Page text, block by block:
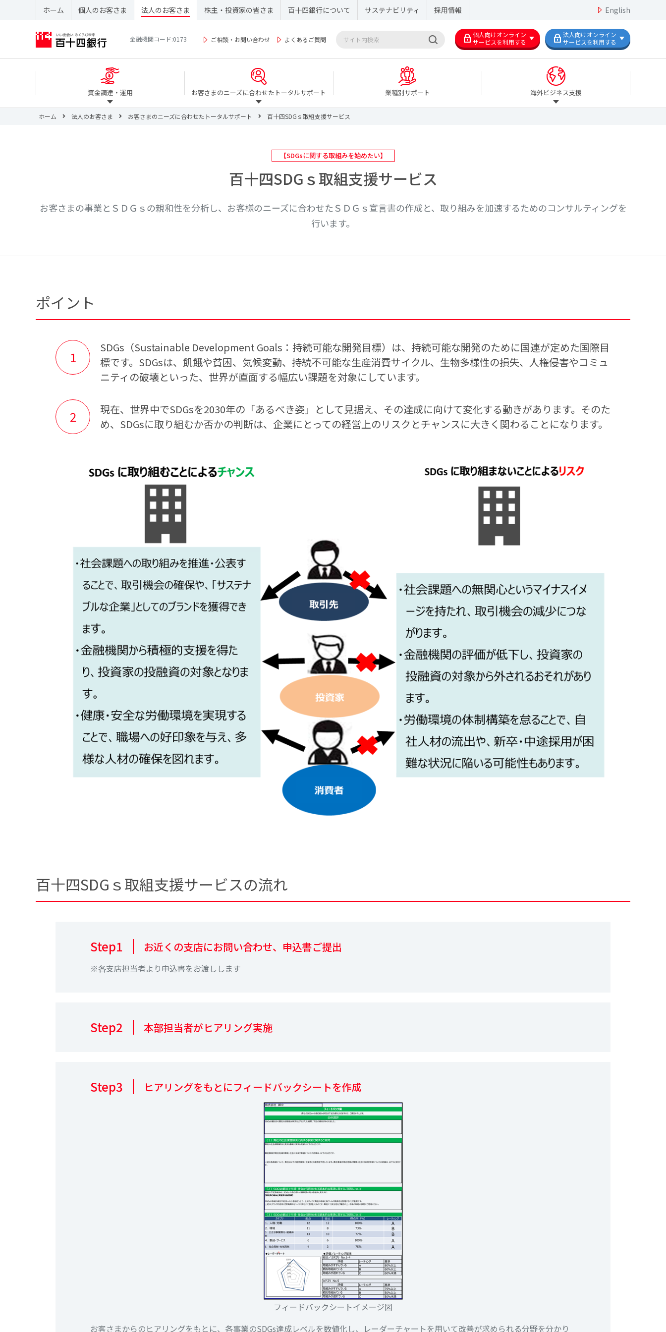
ホーム 個人のお客さま 法人のお客さま 株主・投資家の皆さま 百十四銀行について サステナビリティ 採用情報 English
金融機関コード:0173 ご相談・お問い合わせ よくあるご質問
個人向けオンライン
サービスを利用する
法人向けオンライン
サービスを利用する
資金調達・運用 お客さまのニーズに合わせたトータルサポート 業種別サポート 海外ビジネス支援
ホーム 法人のお客さま お客さまのニーズに合わせたトータルサポート 百十四SDGｓ取組支援サービス
【SDGsに関する取組みを始めたい】
百十四SDGｓ取組支援サービス
お客さまの事業とＳＤＧｓの親和性を分析し、お客様のニーズに合わせたＳＤＧｓ宣言書の作成と、取り組みを加速するためのコンサルティングを
行います。
ポイント
SDGs（Sustainable Development Goals：持続可能な開発目標）は、持続可能な開発のために国連が定めた国際目
標です。SDGsは、飢餓や貧困、気候変動、持続不可能な生産消費サイクル、生物多様性の損失、人権侵害やコミュ
ニティの破壊といった、世界が直面する幅広い課題を対象にしています。
現在、世界中でSDGsを2030年の「あるべき姿」として見据え、その達成に向けて変化する動きがあります。そのた
め、SDGsに取り組むか否かの判断は、企業にとっての経営上のリスクとチャンスに大きく関わることになります。
百十四SDGｓ取組支援サービスの流れ
Step1 お近くの支店にお問い合わせ、申込書ご提出
※各支店担当者より申込書をお渡しします
Step2 本部担当者がヒアリング実施
Step3 ヒアリングをもとにフィードバックシートを作成
フィードバックシートイメージ図
お客さまからのヒアリングをもとに、各事業のSDGs達成レベルを数値化し、レーダーチャートを用いて改善が求められる分野を分かり